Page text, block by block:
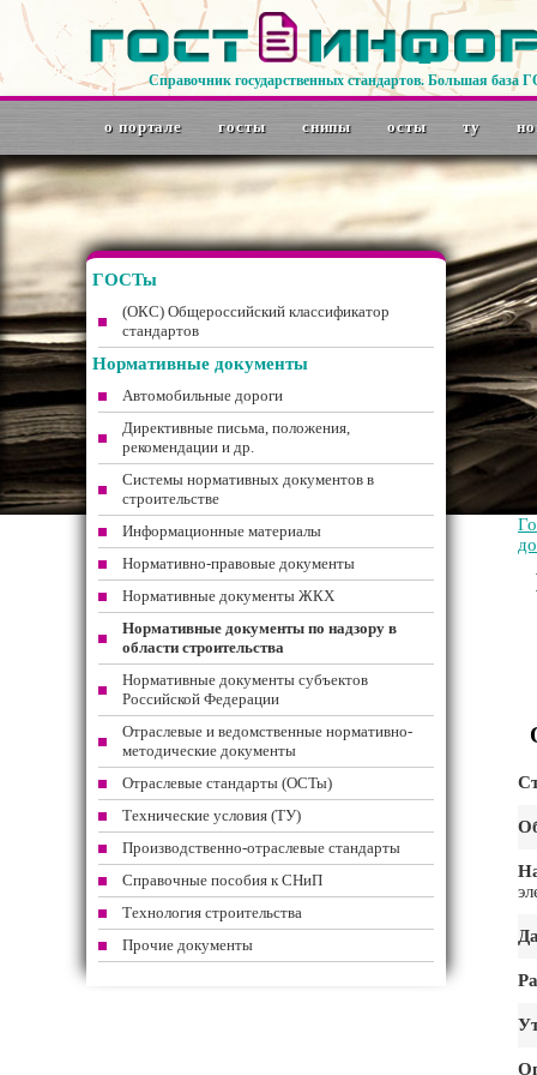
Справочник государственных стандартов. Большая база
о портале госты снипы осты ту
ГОСТы
(ОКС) Общероссийский классификатор
стандартов
Нормативные документы
Автомобильные дороги
Директивные письма, положения,
рекомендации и др.
Системы нормативных документов в
строительстве
Информационные материалы
Нормативно-правовые документы
Нормативные документы ЖКХ
Нормативные документы по надзору в
области строительства
Нормативные документы субъектов
Российской Федерации
Отраслевые и ведомственные нормативно-
методические документы
Отраслевые стандарты (ОСТы)
Технические условия (ТУ)
Производственно-отраслевые стандарты
Справочные пособия к СНиП
Технология строительства
Прочие документы